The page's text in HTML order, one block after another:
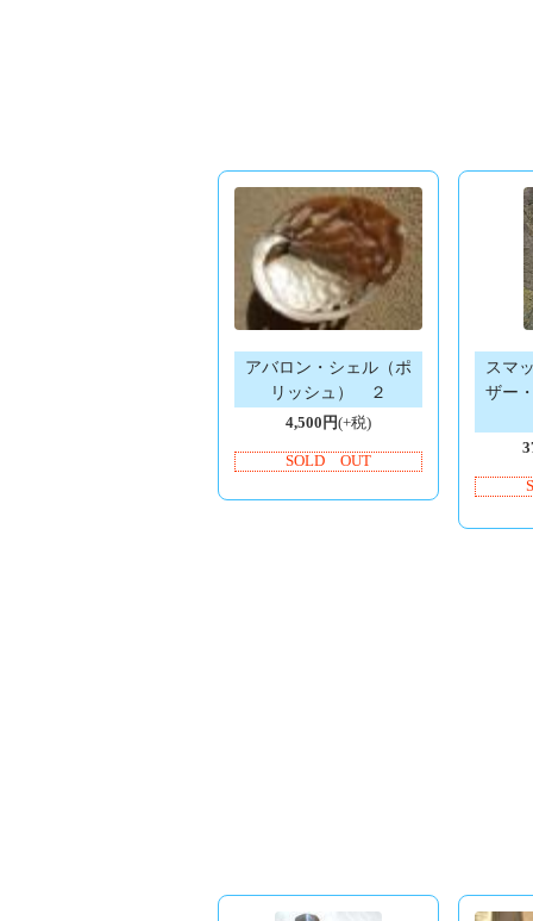
アバロン・シェル（ポ
リッシュ） ２
4,500円(+税)
SOLD OUT
スマ
ザー